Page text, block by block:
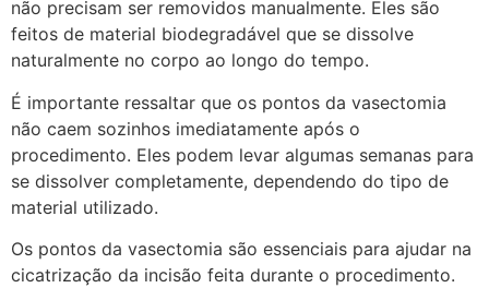
não precisam ser removidos manualmente. Eles são
feitos de material biodegradável que se dissolve
naturalmente no corpo ao longo do tempo.
É importante ressaltar que os pontos da vasectomia
não caem sozinhos imediatamente após o
procedimento. Eles podem levar algumas semanas para
se dissolver completamente, dependendo do tipo de
material utilizado.
Os pontos da vasectomia são essenciais para ajudar na
cicatrização da incisão feita durante o procedimento.